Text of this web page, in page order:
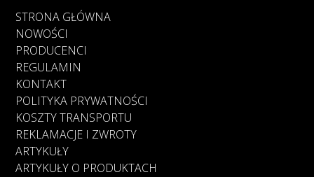
STRONA GŁÓWNA
NOWOŚCI
PRODUCENCI
REGULAMIN
KONTAKT
POLITYKA PRYWATNOŚCI
KOSZTY TRANSPORTU
REKLAMACJE I ZWROTY
ARTYKUŁY
ARTYKUŁY O PRODUKTACH